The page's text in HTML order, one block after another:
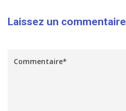
Laissez un commentaire